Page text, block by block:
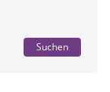
Suchen